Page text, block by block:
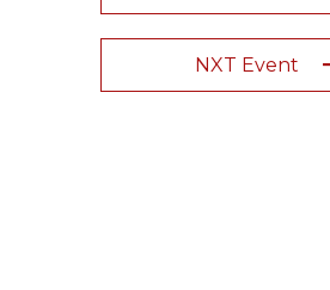
NXT Event